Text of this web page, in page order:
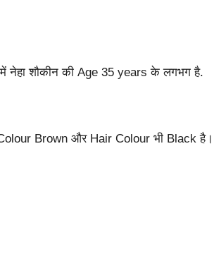
नेहा शौकीन की Age 35 years के लगभग है.
Brown और Hair Colour भी Black है।